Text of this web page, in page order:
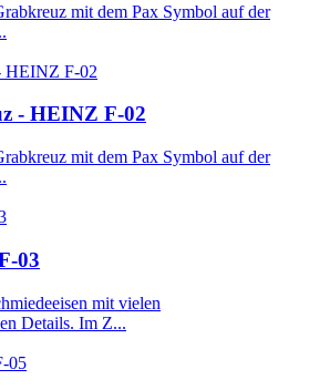
mit dem Pax Symbol auf der
- HEINZ F-02
mit dem Pax Symbol auf der
03
mit vielen
Details. Im Z...